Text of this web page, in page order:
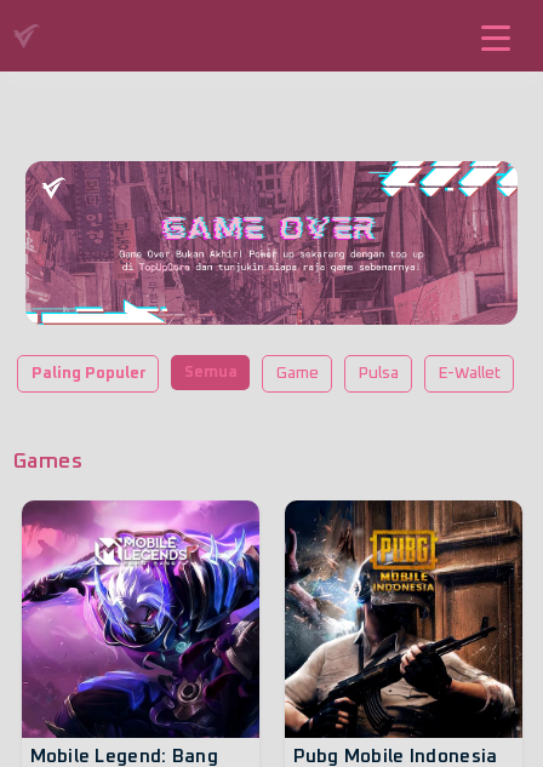
Paling Populer Semua Game Pulsa E-Wallet
Games
Mobile Legend: Bang
Pubg Mobile Indonesia